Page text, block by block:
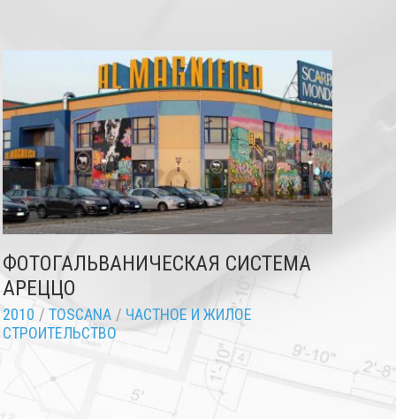
ФОТОГАЛЬВАНИЧЕСКАЯ СИСТЕМА
АРЕЦЦО
2010 / TOSCANA / ЧАСТНОЕ И ЖИЛОЕ
СТРОИТЕЛЬСТВО